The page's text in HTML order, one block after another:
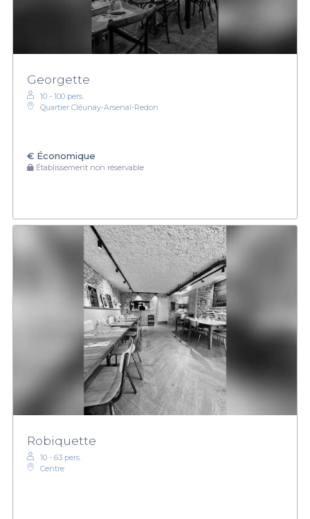
Georgette
10 - 100 pers.
Quartier Cléunay‑Arsenal‑Redon
€ Économique
Établissement non réservable
Robiquette
10 - 63 pers.
Centre